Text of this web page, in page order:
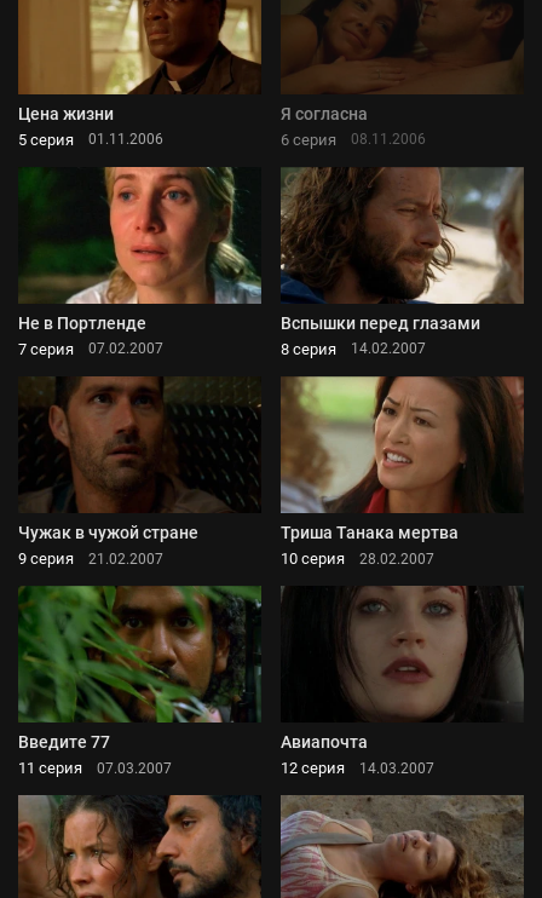
Цена жизни
5 серия 01.11.2006
Я согласна
6 серия 08.11.2006
Не в Портленде
7 серия 07.02.2007
Вспышки перед глазами
8 серия 14.02.2007
Чужак в чужой стране
9 серия 21.02.2007
Триша Танака мертва
10 серия 28.02.2007
Введите 77
11 серия 07.03.2007
Авиапочта
12 серия 14.03.2007